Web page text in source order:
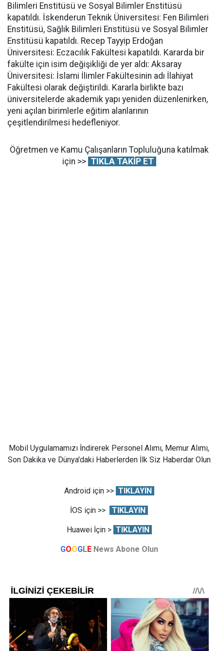
Bilimleri Enstitüsü ve Sosyal Bilimler Enstitüsü
kapatıldı. İskenderun Teknik Üniversitesi: Fen Bilimleri
Enstitüsü, Sağlık Bilimleri Enstitüsü ve Sosyal Bilimler
Enstitüsü kapatıldı. Recep Tayyip Erdoğan
Üniversitesi: Eczacılık Fakültesi kapatıldı. Kararda bir
fakülte için isim değişikliği de yer aldı: Aksaray
Üniversitesi: İslami İlimler Fakültesinin adı İlahiyat
Fakültesi olarak değiştirildi. Kararla birlikte bazı
üniversitelerde akademik yapı yeniden düzenlenirken,
yeni açılan birimlerle eğitim alanlarının
çeşitlendirilmesi hedefleniyor.
Öğretmen ve Kamu Çalışanların Topluluğuna katılmak
için >> TIKLA TAKİP ET
Mobil Uygulamamızı İndirerek Personel Alımı, Memur Alımı,
Son Dakika ve Dünya'daki Haberlerden İlk Siz Haberdar Olun
Android için >> TIKLAYIN
İOS için >> TIKLAYIN
Huawei İçin > TIKLAYIN
GOOGLE News Abone Olun